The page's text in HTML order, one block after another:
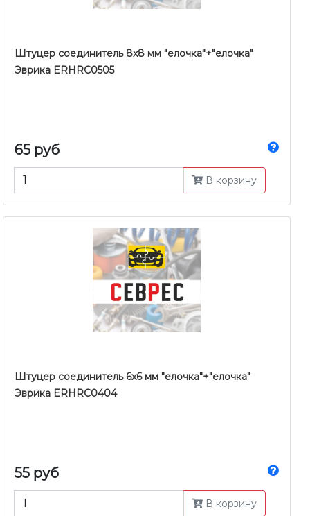
Штуцер соединитель 8x8 мм "елочка"+"елочка"
Эврика ERHRC0505
65 руб
В корзину
Штуцер соединитель 6x6 мм "елочка"+"елочка"
Эврика ERHRC0404
55 руб
В корзину